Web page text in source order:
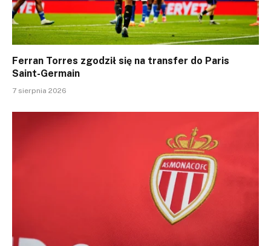
Ferran Torres zgodził się na transfer do Paris
Saint-Germain
7 sierpnia 2026